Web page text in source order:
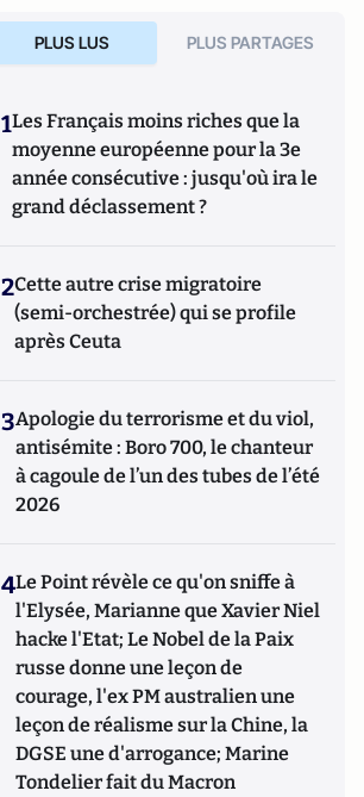
PLUS LUS PLUS PARTAGES
1Les Français moins riches que la
moyenne européenne pour la 3e
année consécutive : jusqu'où ira le
grand déclassement ?
2Cette autre crise migratoire
(semi-orchestrée) qui se profile
après Ceuta
3Apologie du terrorisme et du viol,
antisémite : Boro 700, le chanteur
à cagoule de l’un des tubes de l’été
2026
4Le Point révèle ce qu'on sniffe à
l'Elysée, Marianne que Xavier Niel
hacke l'Etat; Le Nobel de la Paix
russe donne une leçon de
courage, l'ex PM australien une
leçon de réalisme sur la Chine, la
DGSE une d'arrogance; Marine
Tondelier fait du Macron